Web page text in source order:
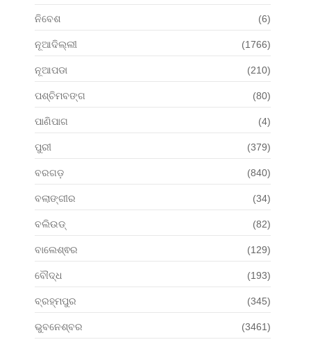
ନିବେଶ (6)
ନୂଆଦିଲ୍ଲୀ (1766)
ନୂଆପଡା (210)
ପଶ୍ଚିମବଙ୍ଗ (80)
ପାଣିପାଗ (4)
ପୁରୀ (379)
ବରଗଡ଼ (840)
ବଲାଙ୍ଗୀର (34)
ବଲିଉଡ୍ (82)
ବାଲେଶ୍ଵର (129)
ବୌଦ୍ଧ (193)
ବ୍ରହ୍ମପୁର (345)
ଭୁବନେଶ୍ବର (3461)